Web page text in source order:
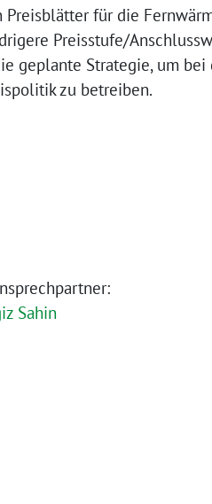
für die
Preisstufe/
geplante Strategie, um
zu betreiben.
Sahin